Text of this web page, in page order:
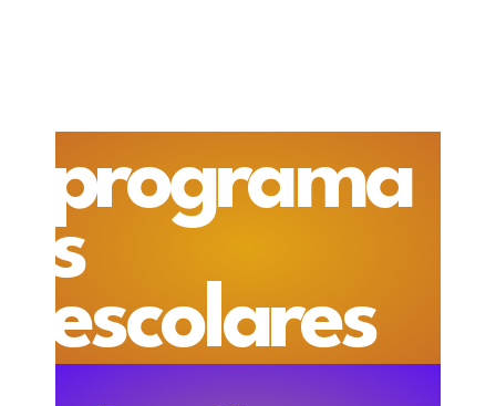
programa
s
escolares